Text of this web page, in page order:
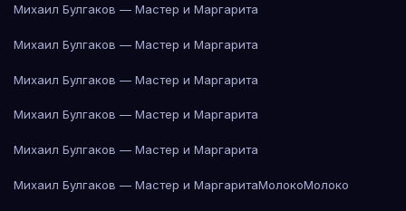
Михаил Булгаков — Мастер и Маргарита
Михаил Булгаков — Мастер и Маргарита
Михаил Булгаков — Мастер и Маргарита
Михаил Булгаков — Мастер и Маргарита
Михаил Булгаков — Мастер и Маргарита
Михаил Булгаков — Мастер и МаргаритаМолокоМолоко